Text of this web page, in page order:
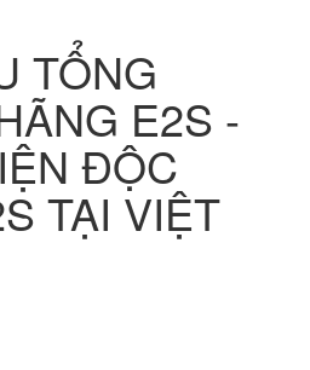
TỔNG
E2S -
ĐỘC
TẠI VIỆT